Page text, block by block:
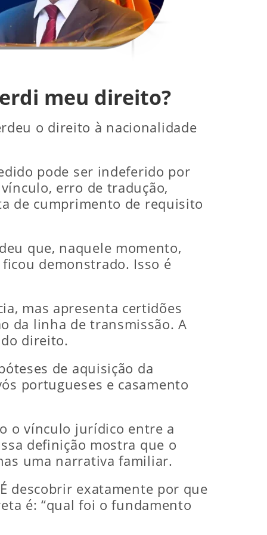
meu direito?
o direito à nacionalidade
pode ser indeferido por
erro de tradução,
de cumprimento de requisito
que, naquele momento,
demonstrado. Isso é
mas apresenta certidões
da linha de transmissão. A
direito.
de aquisição da
portugueses e casamento
o vínculo jurídico entre a
definição mostra que o
uma narrativa familiar.
descobrir exatamente por que
é: “qual foi o fundamento